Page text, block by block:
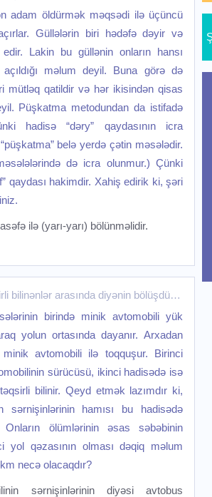
adam öldürmək məqsədi ilə üçüncü
Güllələrin biri hədəfə dəyir və
Lakin bu güllənin onların hansı
açıldığı məlum deyil. Buna görə də
mütləq qatildir və hər ikisindən qisas
Püşkatma metodundan da istifadə
hadisə “dəry” qaydasının icra
belə yerdə çətin məsələdir.
də icra olunmur.) Çünki
qaydası hakimdir. Xahiş edirik ki, şəri
ilə (yarı-yarı) bölünməlidir.
bilinənlər arasında diyənin bölüşdürülməsi
birində minik avtomobili yük
yolun ortasında dayanır. Arxadan
avtomobili ilə toqquşur. Birinci
sürücüsü, ikinci hadisədə isə
bilinir. Qeyd etmək lazımdır ki,
sərnişinlərinin hamısı bu hadisədə
Onların ölümlərinin əsas səbəbinin
yol qəzasının olması dəqiq məlum
necə olacaqdır?
sərnişinlərinin diyəsi avtobus